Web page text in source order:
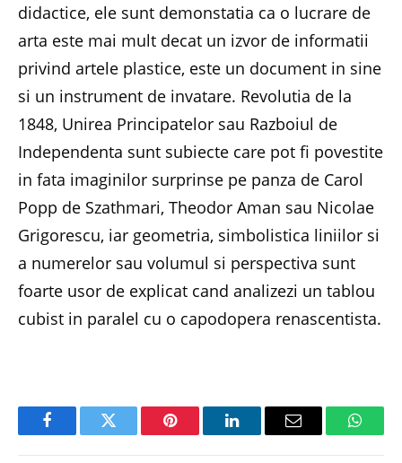
didactice, ele sunt demonstatia ca o lucrare de
arta este mai mult decat un izvor de informatii
privind artele plastice, este un document in sine
si un instrument de invatare. Revolutia de la
1848, Unirea Principatelor sau Razboiul de
Independenta sunt subiecte care pot fi povestite
in fata imaginilor surprinse pe panza de Carol
Popp de Szathmari, Theodor Aman sau Nicolae
Grigorescu, iar geometria, simbolistica liniilor si
a numerelor sau volumul si perspectiva sunt
foarte usor de explicat cand analizezi un tablou
cubist in paralel cu o capodopera renascentista.
FacebookTwitter Pinterest LinkedInEmail